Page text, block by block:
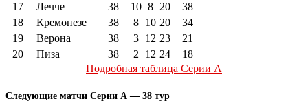
17
Лечче 38 10 8 20
38
18
Кремонезе 38 8 10 20
34
19
Верона 38 3 12 23
21
20
Пиза 38 2 12 24
18
Подробная таблица Серии А
Следующие матчи Серии А — 38 тур